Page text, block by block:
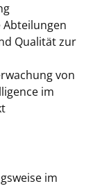
Qualität zur
von
im
im